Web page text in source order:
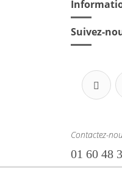
Suivez-
Contactez-
01 60 48